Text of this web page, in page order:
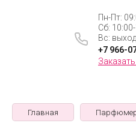
Пн-Пт:
Сб:
Вс:
+7 966-
Главная